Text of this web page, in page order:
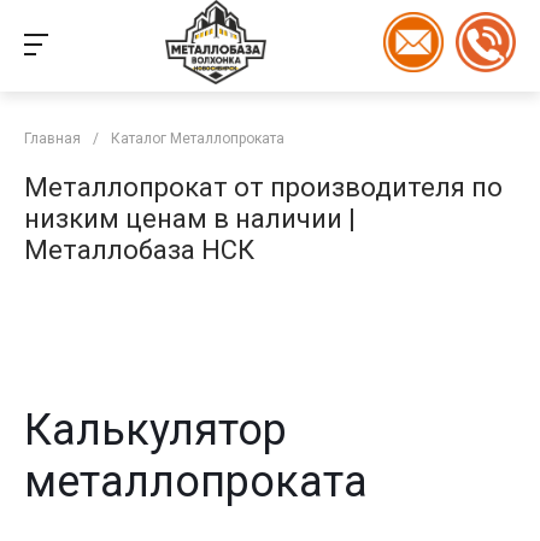
Главная / Каталог Металлопроката
Металлопрокат от производителя по
низким ценам в наличии |
Металлобаза НСК
Калькулятор
металлопроката